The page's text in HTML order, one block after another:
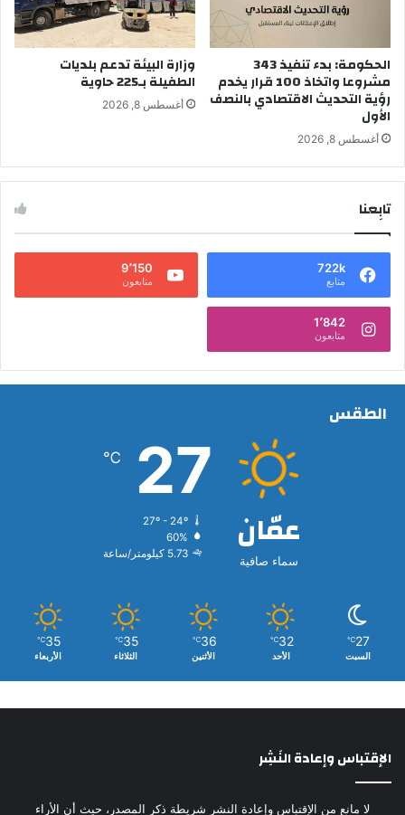
الحكومة: بدء تنفيذ 343
مشروعا واتخاذ 100 قرار يخدم
رؤية التحديث الاقتصادي بالنصف
الأول
أغسطس 8, 2026
وزارة البيئة تدعم بلديات
الطفيلة بـ225 حاوية
أغسطس 8, 2026
تابِعنا
722k
متابع
9٬150
متابعون
1٬842
متابعون
الطقس
عمّان
سماء صافية
27
℃
27º - 24º
60%
5.73 كيلومتر/ساعة
27
℃
السبت
32
℃
الأحد
36
℃
الأثنين
35
℃
الثلاثاء
35
℃
الأربعاء
الإقتباس وإعادة النَشِر
لا مانع من الإقتباس وإعادة النشر شريطة ذكر المصدر، حيث أن الأراء